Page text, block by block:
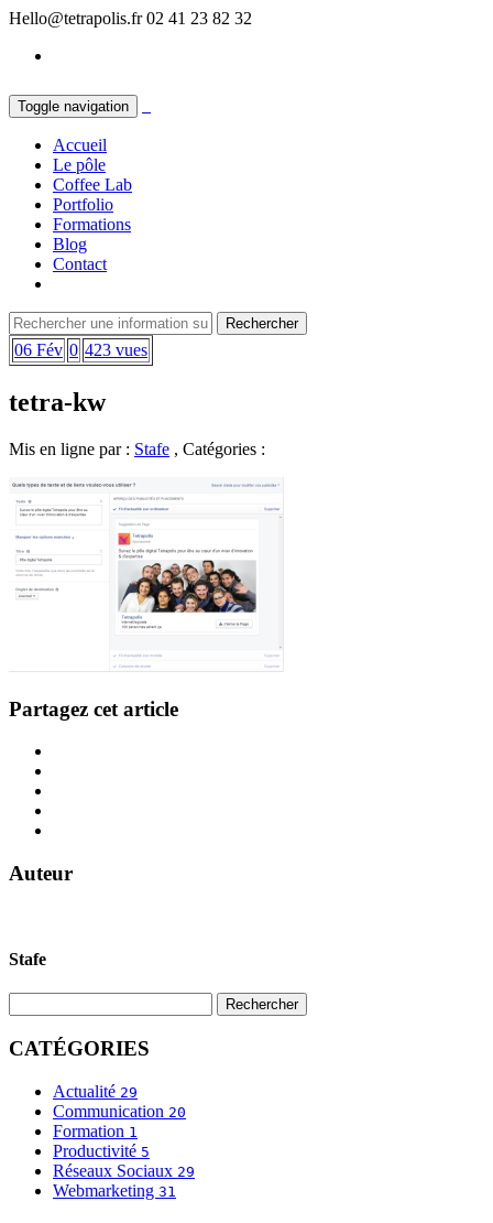
Hello@tetrapolis.fr 02 41 23 82 32
Toggle navigation
Accueil
Le pôle
Coffee Lab
Portfolio
Formations
Blog
Contact
06 Fév 0 423 vues
tetra-kw
Mis en ligne par : Stafe , Catégories :
Partagez cet article
Auteur
Stafe
CATÉGORIES
Actualité 29
Communication 20
Formation 1
Productivité 5
Réseaux Sociaux 29
Webmarketing 31